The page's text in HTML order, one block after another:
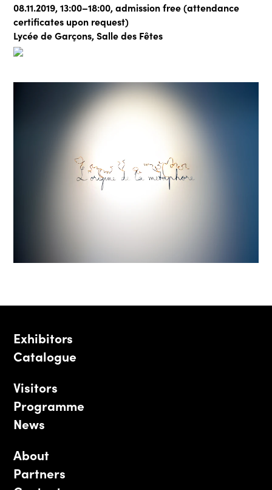
08.11.2019, 13:00–18:00, admission free (attendance
certificates upon request)
Lycée de Garçons, Salle des Fêtes
Exhibitors
Catalogue
Visitors
Programme
News
About
Partners